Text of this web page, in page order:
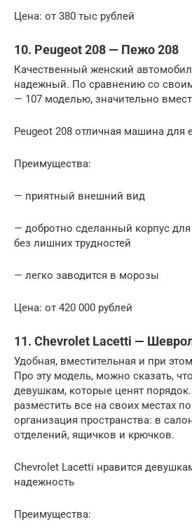
Цена: от 380 тыс рублей
10. Peugeot 208 — Пежо 208
Качественный женский
надежный. По сравнению со
— 107 моделью, значительно
Peugeot 208 отличная машина для
Преимущества:
— приятный внешний вид
— добротно сделанный корпус
без лишних трудностей
— легко заводится в морозы
Цена: от 420 000 рублей
11. Chevrolet Lacetti —
Удобная, вместительная и при
Про эту модель, можно сказать,
девушкам, которые ценят
разместить все на своих местах
организация пространства: в
отделений, ящичков и крючков.
Chevrolet Lacetti нравится
надежность
Преимущества: